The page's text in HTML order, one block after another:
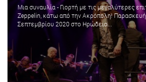
Μια συναυλία - Γιορτή με τις μεγαλύτερες
Zeppelin, κάτω από την Ακρόπολη!
Σεπτεμβρίου 2020 στο Ηρώδειο...